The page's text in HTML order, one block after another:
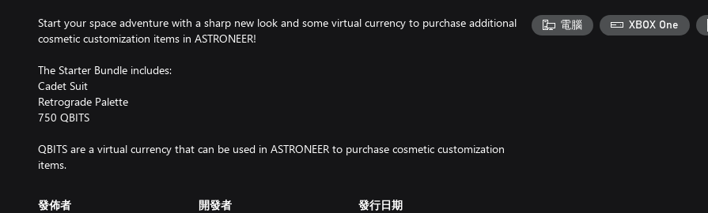
Start your space adventure with a sharp new look and some virtual currency to purchase additional
cosmetic customization items in ASTRONEER!
The Starter Bundle includes:
Cadet Suit
Retrograde Palette
750 QBITS
QBITS are a virtual currency that can be used in ASTRONEER to purchase cosmetic customization
items.
發佈者 開發者 發行日期
電腦 XBOX One